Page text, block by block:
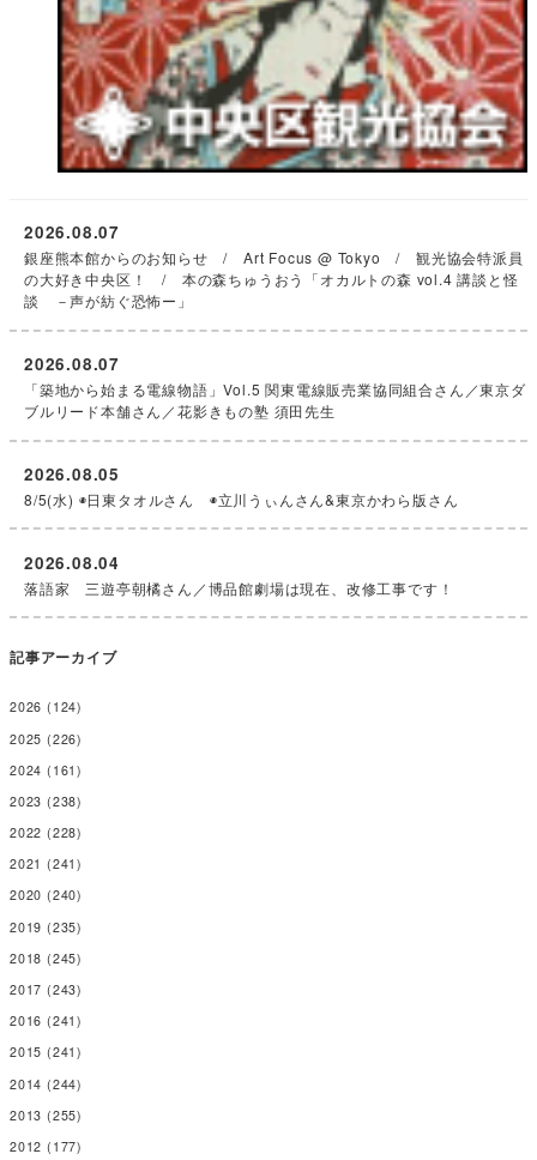
銀座熊本館からのお知らせ / Art Focus @ Tokyo / 観光協会特派員
の大好き中央区！ / 本の森ちゅうおう「オカルトの森 vol.4 講談と怪
談 －声が紡ぐ恐怖ー」
2026.08.07
「築地から始まる電線物語」Vol.5 関東電線販売業協同組合さん／東京ダ
ブルリード本舗さん／花影きもの塾 須田先生
2026.08.07
8/5(水) ◉日東タオルさん ◉立川うぃんさん&東京かわら版さん
2026.08.05
落語家 三遊亭朝橘さん／博品館劇場は現在、改修工事です！
2026.08.04
記事アーカイブ
2026 (124)
2025 (226)
2024 (161)
2023 (238)
2022 (228)
2021 (241)
2020 (240)
2019 (235)
2018 (245)
2017 (243)
2016 (241)
2015 (241)
2014 (244)
2013 (255)
2012 (177)